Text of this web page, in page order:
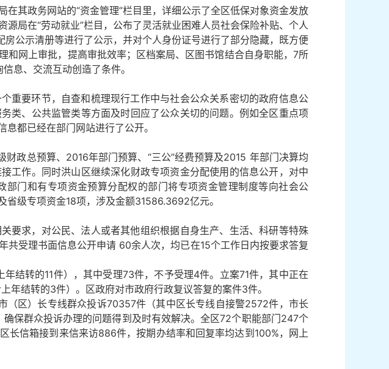
其政务网站的“资金管理”栏目里，详细公示了全区低保对象资金发放
局在“劳动就业”栏目，公布了灵活就业困难人员社会保险补贴、个人
公示清册等进行了公示，并对个人身份证号进行了部分隐藏，既方便
网上审批，提高审批效率；区档案局、区图书馆结合自身职能，7所
息、交流互动创造了条件。
重要环节，自查和梳理现行工作中与社会公众关系密切的政府信息公
类、公共监管类等方面及时回应了公众关切的问题。例如全区重点项
都已经在部门网站进行了公开。
政总预算、2016年部门预算、“三公”经费预算及2015 年部门决算均
工作。同时洪山区继续深化财政专项资金分配使用的信息公开，对中
门和有专项资金预算分配权的部门将专项资金管理制度等向社会公
级专项资金18项，涉及金额31586.3692亿元。
要求，对公民、法人或者其他组织根据自身生产、生活、科研等特殊
受理书面信息公开申请 60余人次，均已在15个工作日内按要求答复
结转的11件），其中受理73件，不予受理4件。立案71件，其中正在
结转的3件）。区政府对市政府行政复议答复的案件3件。
区）长专线群众投诉70357件（其中区长专线自接警2572件，市长
保群众投诉办理的问题得到及时有效解决。全区72个职能部门247个
长信箱接到来信来访886件，按期办结率和回复率均达到100%，网上